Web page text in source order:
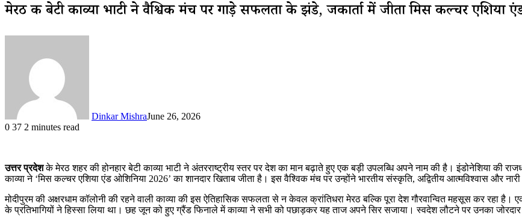
मेरठ की बेटी काव्या भाटी ने वैश्विक मंच पर गाड़े सफलता के झंडे, जकार्ता में जीता मिस कल्चर एशिया
Dinkar MishraJune 26, 2026
0 37 2 minutes read
उत्तर प्रदेशके मेरठ शहर की होनहार बेटी काव्या भाटी ने अंतरराष्ट्रीय स्तर पर देश का मान बढ़ाते हुए एक बड़ी उपलब्धि अपने नाम की है। इंडोनेशिया की
काव्या ने ‘मिस कल्चर एशिया एंड ओशिनिया 2026’ का शानदार खिताब जीता है। इस वैश्विक मंच पर उन्होंने भारतीय संस्कृति, अद्वितीय आत्मविश्वास और
मोदीपुरम की अक्षरधाम कॉलोनी की रहने वाली काव्या की इस ऐतिहासिक सफलता से न केवल क्रांतिधरा मेरठ बल्कि पूरा देश गौरवान्वित महसूस कर रहा
के प्रतिभागियों ने हिस्सा लिया था। छह जून को हुए ग्रैंड फिनाले में काव्या ने सभी को पछाड़कर यह ताज अपने सिर सजाया। स्वदेश लौटने पर उनका जोरदार